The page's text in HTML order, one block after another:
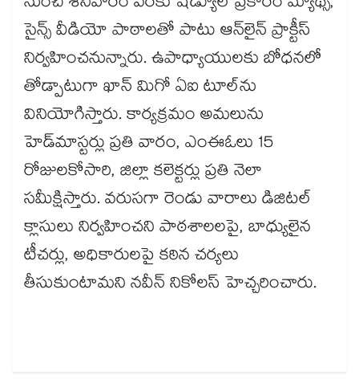
సైన్స్ వీడియో పాఠాలతో పాటు ఆన్‌‌లైన్ ప్రాక్టీస్
నిర్వహించనున్నారు. ఉపాధ్యాయులకు బోధనలో
తోడ్పాటుగా ఖాన్ మిగో ఏఐ టూల్‌‌ను
వినియోగిస్తారు. కార్యక్రమం అమలును
హెడ్‌‌మాస్టర్లు ప్రతి వారం, ఎంఈఓలు 15
రోజులకోసారి, జిల్లా కలెక్టర్లు ప్రతి నెలా
సమీక్షిస్తారు. వరుసగా రెండు వారాలు డిజిటల్
క్లాసులు నిర్వహించని పాఠశాలలపై, బాధ్యులైన
టీచర్లు, అధికారులపై కఠిన చర్యలు
తీసుకుంటామని నవీన్ నికోలస్ హెచ్చరించారు.